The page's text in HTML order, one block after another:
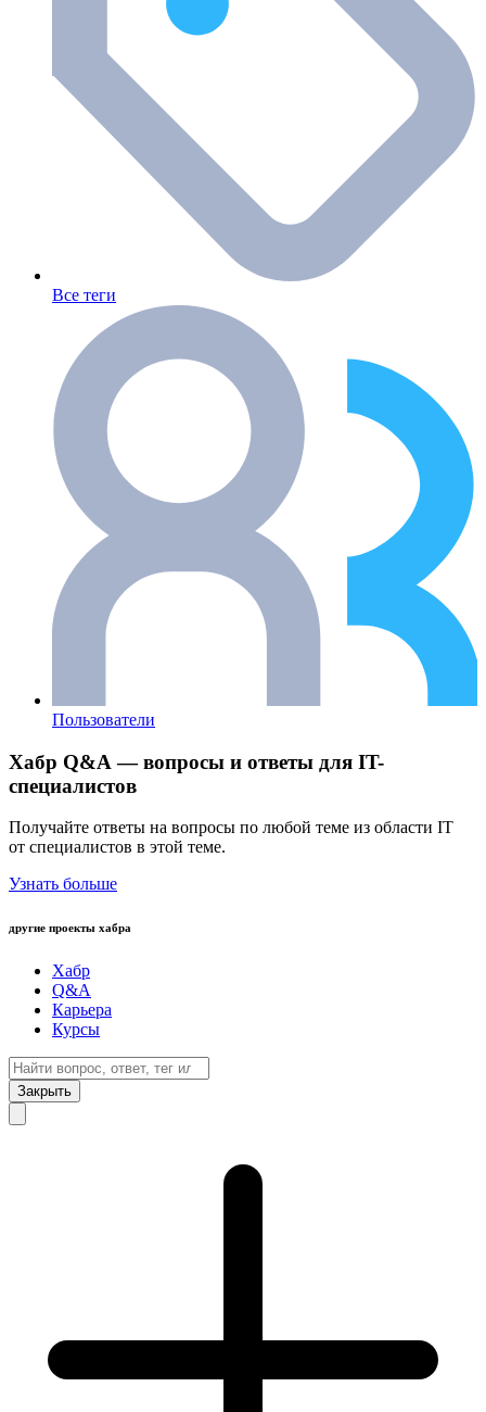
Все теги
Пользователи
Хабр Q&A — вопросы и ответы для IT-
специалистов
Получайте ответы на вопросы по любой теме из области IT
от специалистов в этой теме.
Узнать больше
другие проекты хабра
Хабр
Q&A
Карьера
Курсы
Закрыть